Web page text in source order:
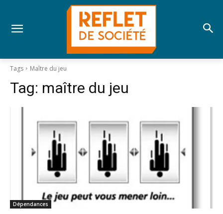
Tags Maître du jeu
Tag: maître du jeu
Dépendances